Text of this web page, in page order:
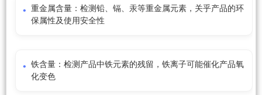
重金属含量：检测铅、镉、汞等重金属元素，关乎产品的环
保属性及使用安全性
铁含量：检测产品中铁元素的残留，铁离子可能催化产品氧
化变色